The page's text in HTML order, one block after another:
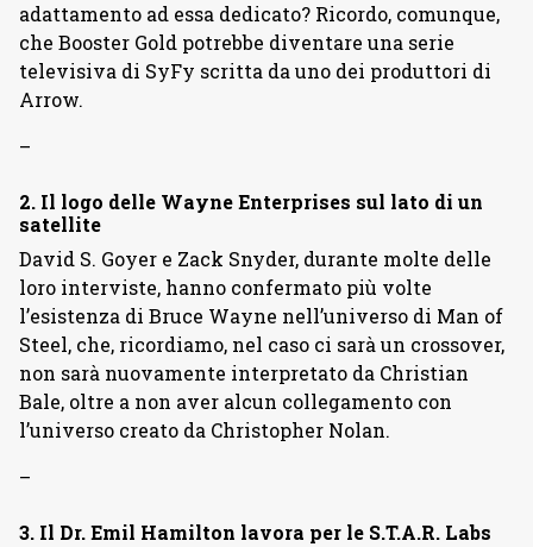
adattamento ad essa dedicato? Ricordo, comunque,
che Booster Gold potrebbe diventare una serie
televisiva di SyFy scritta da uno dei produttori di
Arrow.
–
2. Il logo delle Wayne Enterprises sul lato di un
satellite
David S. Goyer e Zack Snyder, durante molte delle
loro interviste, hanno confermato più volte
l’esistenza di Bruce Wayne nell’universo di Man of
Steel, che, ricordiamo, nel caso ci sarà un crossover,
non sarà nuovamente interpretato da Christian
Bale, oltre a non aver alcun collegamento con
l’universo creato da Christopher Nolan.
–
3. Il Dr. Emil Hamilton lavora per le S.T.A.R. Labs